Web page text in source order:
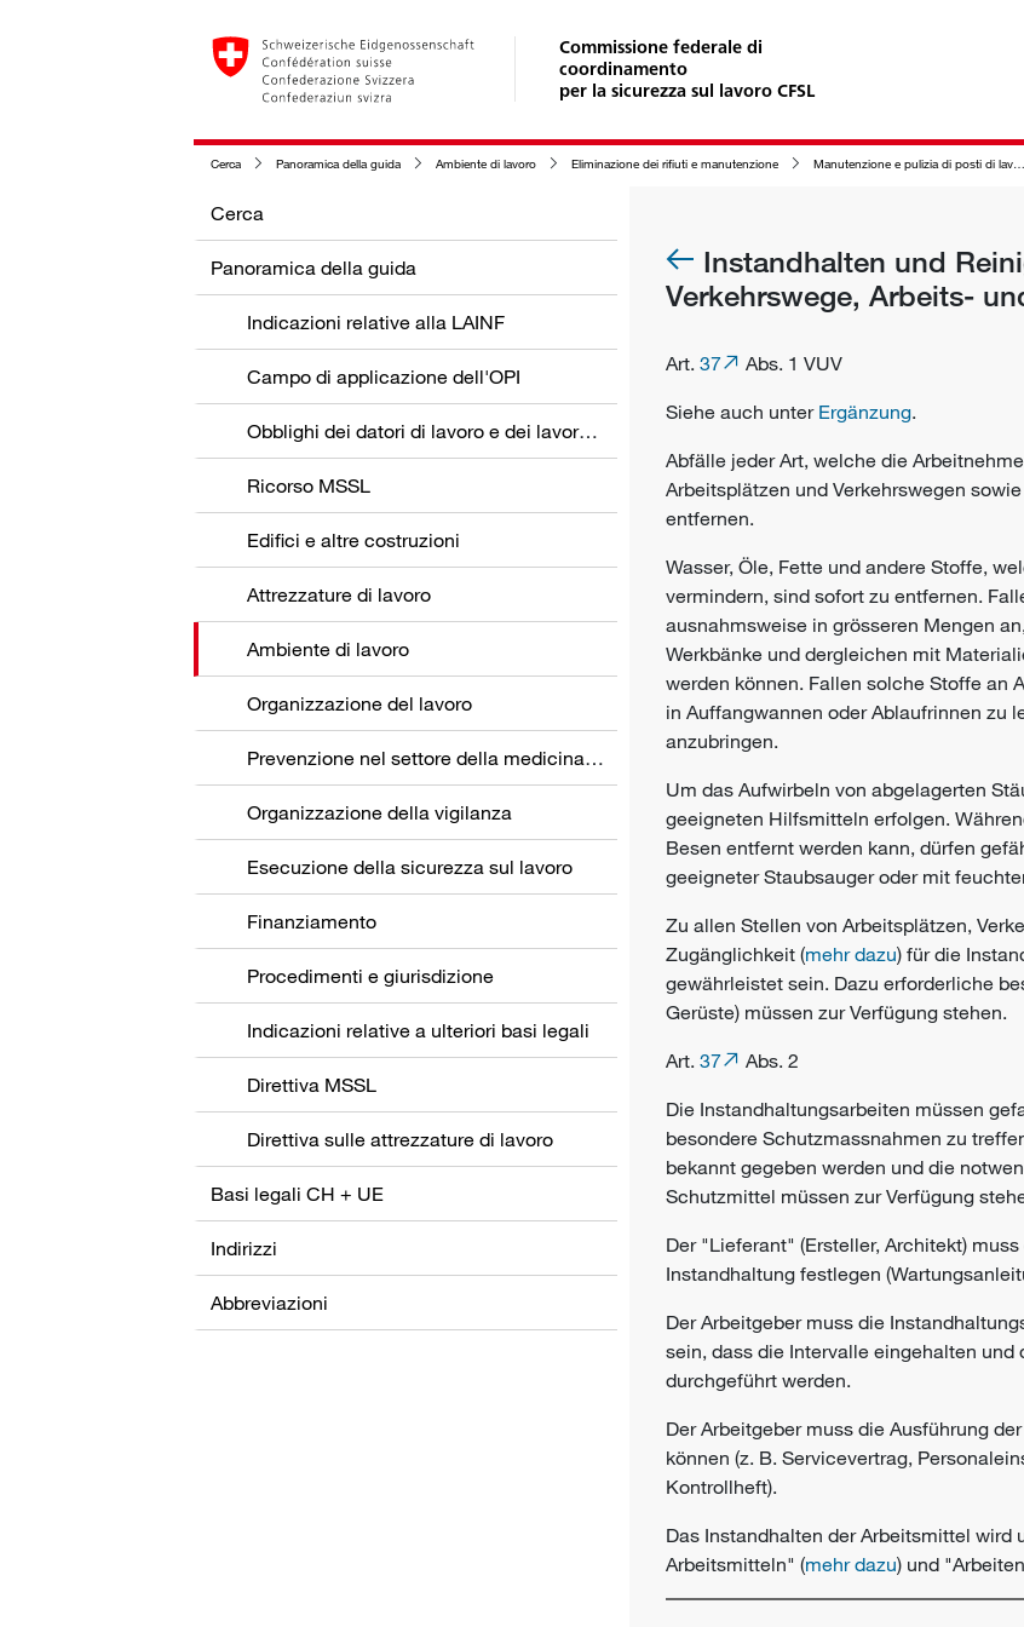
Commissione federale di
coordinamento
per la sicurezza sul lavoro CFSL
Cerca Panoramica della guida Ambiente di lavoro Eliminazione dei rifiuti e manutenzione Manutenzione e pulizia di posti di lavoro, passaggi, ambienti di lavoro e locali attigui
Cerca
Panoramica della guida
Indicazioni relative alla LAINF
Campo di applicazione dell'OPI
Obblighi dei datori di lavoro e dei lavoratori
Ricorso MSSL
Edifici e altre costruzioni
Attrezzature di lavoro
Ambiente di lavoro
Organizzazione del lavoro
Prevenzione nel settore della medicina del lavoro
Organizzazione della vigilanza
Esecuzione della sicurezza sul lavoro
Finanziamento
Procedimenti e giurisdizione
Indicazioni relative a ulteriori basi legali
Direttiva MSSL
Direttiva sulle attrezzature di lavoro
Basi legali CH + UE
Indirizzi
Abbreviazioni
Instandhalten und
Verkehrswege, Arbeits-
Art. 37
Abs. 1 VUV
Siehe auch unter Ergänzung.
Abfälle jeder Art, welche die
Arbeitsplätzen und Verkehrswegen
entfernen.
Wasser, Öle, Fette und andere Stoffe,
vermindern, sind sofort zu entfernen.
ausnahmsweise in grösseren Mengen
Werkbänke und dergleichen mit
werden können. Fallen solche Stoffe an
in Auffangwannen oder Ablaufrinnen zu
anzubringen.
Um das Aufwirbeln von abgelagerten
geeigneten Hilfsmitteln erfolgen.
Besen entfernt werden kann, dürfen
geeigneter Staubsauger oder mit
Zu allen Stellen von Arbeitsplätzen,
Zugänglichkeit (mehr dazu) für die
gewährleistet sein. Dazu erforderliche
Gerüste) müssen zur Verfügung stehen.
Art. 37
Abs. 2
Die Instandhaltungsarbeiten müssen
besondere Schutzmassnahmen zu
bekannt gegeben werden und die
Schutzmittel müssen zur Verfügung
Der "Lieferant" (Ersteller, Architekt)
Instandhaltung festlegen
DerArbeitgebermuss die
sein, dass die Intervalle eingehalten
durchgeführt werden.
Der Arbeitgeber muss die Ausführung
können (z. B. Servicevertrag,
Kontrollheft).
Das Instandhalten der Arbeitsmittel wird
Arbeitsmitteln" (mehr dazu) und